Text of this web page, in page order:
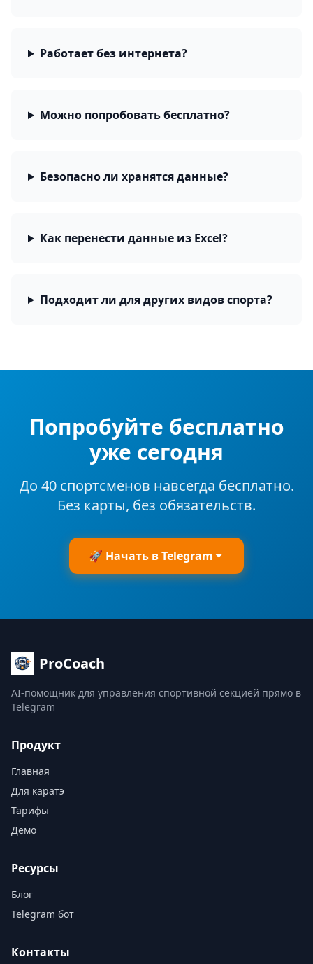
Работает без интернета?
Можно попробовать бесплатно?
Безопасно ли хранятся данные?
Как перенести данные из Excel?
Подходит ли для других видов спорта?
Попробуйте бесплатно
уже сегодня
До 40 спортсменов навсегда бесплатно.
Без карты, без обязательств.
🚀 Начать в Telegram
ProCoach
AI-помощник для управления спортивной секцией прямо в
Telegram
Продукт
Главная
Для каратэ
Тарифы
Демо
Ресурсы
Блог
Telegram бот
Контакты